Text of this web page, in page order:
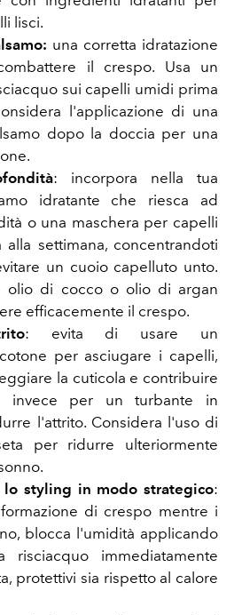
lisci.
una corretta idratazione
il crespo. Usa un
sui capelli umidi prima
l'applicazione di una
dopo la doccia per una
: incorpora nella tua
idratante che riesca ad
o una maschera per capelli
alla settimana, concentrandoti
un cuoio capelluto unto.
olio di cocco o olio di argan
efficacemente il crespo.
: evita di usare un
per asciugare i capelli,
la cuticola e contribuire
invece per un turbante in
l'attrito. Considera l'uso di
per ridurre ulteriormente
styling in modo strategico:
di crespo mentre i
blocca l'umidità applicando
risciacquo immediatamente
protettivi sia rispetto al calore